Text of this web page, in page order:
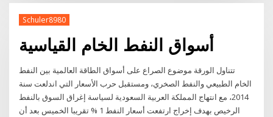
Schuler8980
أسواق النفط الخام القياسية
تتناول الورقة موضوع الصراع على أسواق الطاقة العالمية بين النفط
الخام الطبيعي والنفط الصخري، ومستقبل حرب الأسعار التي اندلعت سنة
2014، مع انتهاج المملكة العربية السعودية لسياسة إغراق السوق بالنفط
الرخيص بهدف إخراج ارتفعت أسعار النفط 1 % تقريبا الخميس بعد أن